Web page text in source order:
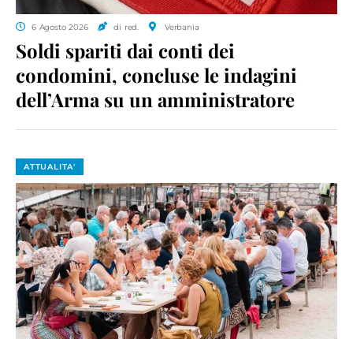
6 Agosto 2026 di red. Verbania
Soldi spariti dai conti dei
condomini, concluse le indagini
dell’Arma su un amministratore
ATTUALITA'